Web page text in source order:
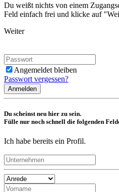
Du weißt nichts von einem
Feld einfach frei und klicke auf
Weiter
Angemeldet bleiben
Passwort vergessen?
Anmelden
Du scheinst neu hier zu sein.
Fülle nur noch schnell die folgenden
Ich habe bereits ein Profil.